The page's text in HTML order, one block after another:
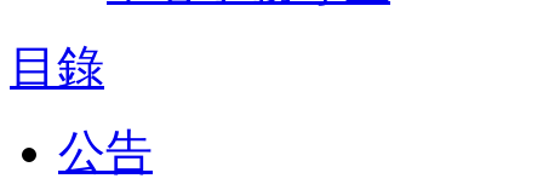
目錄
公告